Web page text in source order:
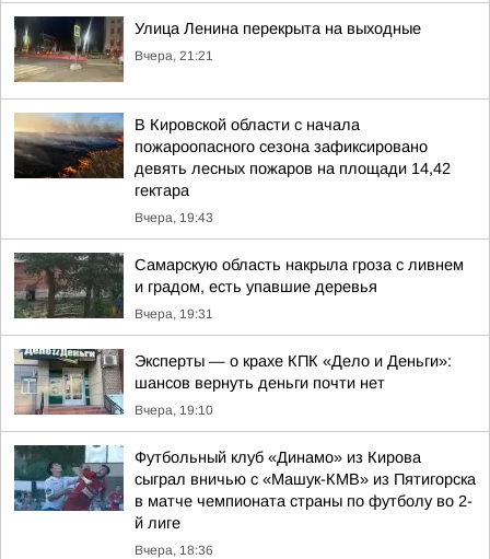
Улица Ленина перекрыта на выходные
Вчера, 21:21
В Кировской области с начала
пожароопасного сезона зафиксировано
девять лесных пожаров на площади 14,42
гектара
Вчера, 19:43
Самарскую область накрыла гроза с ливнем
и градом, есть упавшие деревья
Вчера, 19:31
Эксперты — о крахе КПК «Дело и Деньги»:
шансов вернуть деньги почти нет
Вчера, 19:10
Футбольный клуб «Динамо» из Кирова
сыграл вничью с «Машук-КМВ» из Пятигорска
в матче чемпионата страны по футболу во 2-
й лиге
Вчера, 18:36